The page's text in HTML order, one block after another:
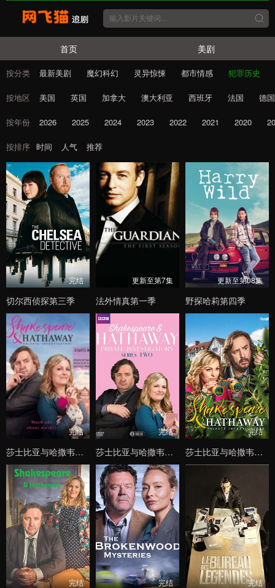
首页 美剧
按分类 最新美剧 魔幻科幻 灵异惊悚 都市情感 犯罪历史
按地区 美国 英国 加拿大 澳大利亚 西班牙 法国 德国
按年份 2026 2025 2024 2023 2022 2021 2020
按排序 时间 人气 推荐
完结
切尔西侦探第三季
更新至第7集
法外情真第一季
更新至第08集
野探哈莉第四季
完结
莎士比亚与哈撒韦：私人调查员第一季
完结
莎士比亚与哈撒韦：私人调查员第二季
完结
莎士比亚与哈撒韦：私人调查员第四季
完结 完结 完结